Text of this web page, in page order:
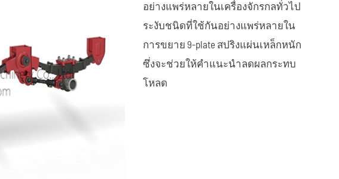
ไทย
นึ่งของรถบรรทุก
ด ³ รถพ่วงรถบรรทุก ข้าว ³ รถพ่วงรถบรรทุก
รั้วกึ่งรถพ่วง รถพ่วงเตียงต่ำ
ร้าตันรถพ่วงชุด
อย่างแพร่หลายในเครื่องจักรกลทั่วไป
ระงับชนิดที่ใช้กันอย่างแพร่หลายใน
การขยาย 9-plate สปริงแผ่นเหล็กหนัก
ซึ่งจะช่วยให้คําแนะนําลดผลกระทบ
โหลด